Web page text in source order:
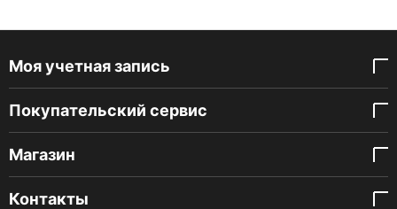
Моя учетная запись
Покупательский сервис
Магазин
Контакты